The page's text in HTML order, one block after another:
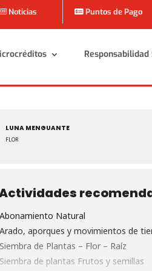
Noticias Puntos de Pago
Responsabilidad
Responsabilidad
LUNA MENGUANTE
FLOR
Abonamiento Natural
Arado, aporques y movimientos de
Siembra de Plantas – Flor – Raíz
Siembra de plantas Frutos y semillas